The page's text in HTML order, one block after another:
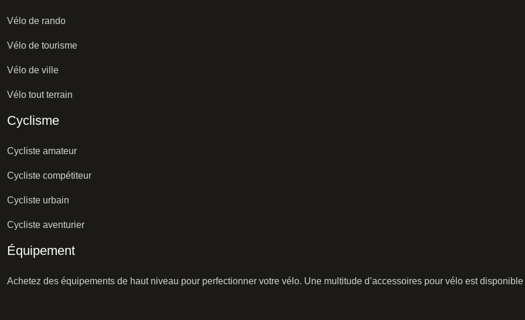
Vélo de rando
Vélo de tourisme
Vélo de ville
Vélo tout terrain
Cyclisme
Cycliste amateur
Cycliste compétiteur
Cycliste urbain
Cycliste aventurier
Équipement
Achetez des équipements de haut niveau pour perfectionner votre vélo. Une multitude d’accessoires pour vélo est